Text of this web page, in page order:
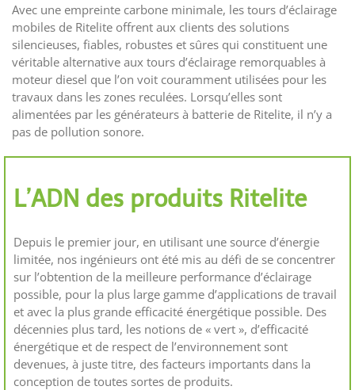
Avec une empreinte carbone minimale, les tours d’éclairage
mobiles de Ritelite offrent aux clients des solutions
silencieuses, fiables, robustes et sûres qui constituent une
véritable alternative aux tours d’éclairage remorquables à
moteur diesel que l’on voit couramment utilisées pour les
travaux dans les zones reculées. Lorsqu’elles sont
alimentées par les générateurs à batterie de Ritelite, il n’y a
pas de pollution sonore.
L’ADN des produits Ritelite
Depuis le premier jour, en utilisant une source d’énergie
limitée, nos ingénieurs ont été mis au défi de se concentrer
sur l’obtention de la meilleure performance d’éclairage
possible, pour la plus large gamme d’applications de travail
et avec la plus grande efficacité énergétique possible. Des
décennies plus tard, les notions de « vert », d’efficacité
énergétique et de respect de l’environnement sont
devenues, à juste titre, des facteurs importants dans la
conception de toutes sortes de produits.